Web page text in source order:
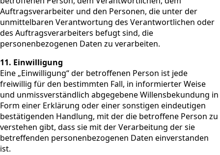
Auftragsverarbeiter und den Personen, die unter der
unmittelbaren Verantwortung des Verantwortlichen oder
des Auftragsverarbeiters befugt sind, die
personenbezogenen Daten zu verarbeiten.
11. Einwilligung
Eine „Einwilligung“ der betroffenen Person ist jede
freiwillig für den bestimmten Fall, in informierter Weise
und unmissverständlich abgegebene Willensbekundung in
Form einer Erklärung oder einer sonstigen eindeutigen
bestätigenden Handlung, mit der die betroffene Person zu
verstehen gibt, dass sie mit der Verarbeitung der sie
betreffenden personenbezogenen Daten einverstanden
ist.